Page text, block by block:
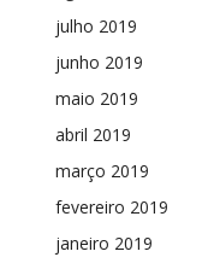
julho 2019
junho 2019
maio 2019
abril 2019
março 2019
fevereiro 2019
janeiro 2019